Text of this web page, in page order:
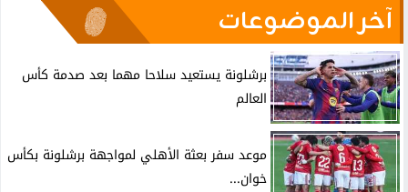
آخر الموضوعات
برشلونة يستعيد سلاحا مهما بعد صدمة كأس
العالم
موعد سفر بعثة الأهلي لمواجهة برشلونة بكأس
خوان...